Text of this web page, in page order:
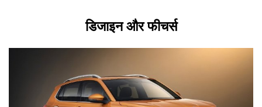
डिजाइन और फीचर्स